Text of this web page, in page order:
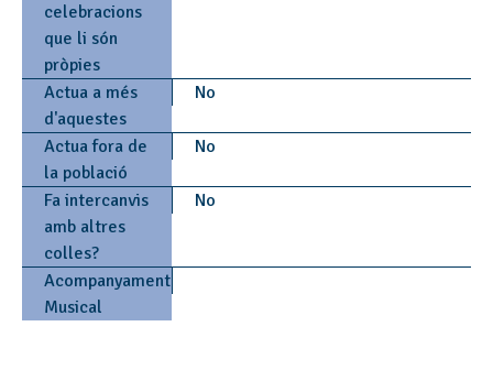
celebracions
que li són
pròpies
Actua a més
d'aquestes
No
Actua fora de
la població
No
Fa intercanvis
amb altres
colles?
No
Acompanyament
Musical